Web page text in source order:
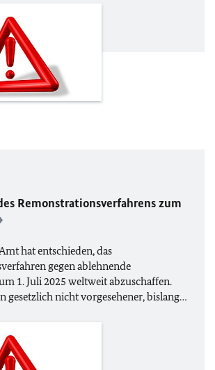
Remonstrationsverfahrens zum
hat entschieden, das
gegen ablehnende
1. Juli 2025 weltweit abzuschaffen.
gesetzlich nicht vorgesehener, bislang…